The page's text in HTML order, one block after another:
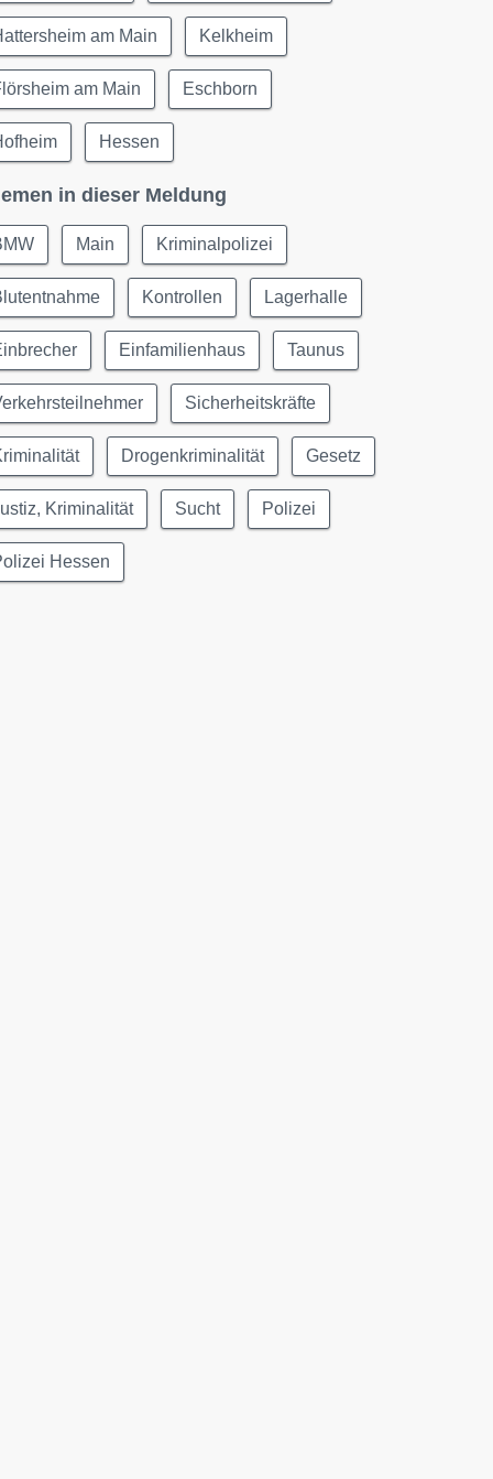
am Main Kelkheim
am Main Eschborn
Hessen
in dieser Meldung
Main Kriminalpolizei
Kontrollen Lagerhalle
Einfamilienhaus Taunus
Sicherheitskräfte
Drogenkriminalität Gesetz
Kriminalität Sucht Polizei
Hessen